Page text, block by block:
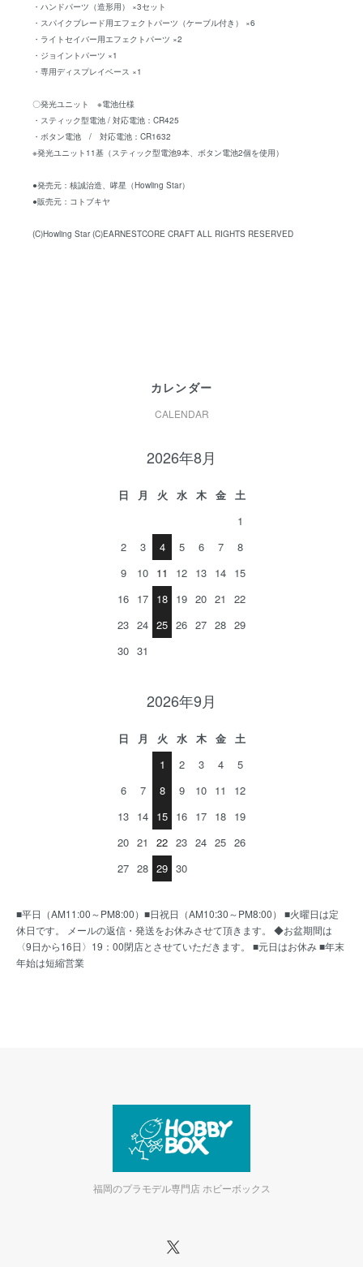
・ハンドパーツ（造形用） ×3セット
・スパイクブレード用エフェクトパーツ（ケーブル付き） ×6
・ライトセイバー用エフェクトパーツ ×2
・ジョイントパーツ ×1
・専用ディスプレイベース ×1
〇発光ユニット ※電池仕様
・スティック型電池 / 対応電池：CR425
・ボタン電池 / 対応電池：CR1632
※発光ユニット11基（スティック型電池9本、ボタン電池2個を使用）
●発売元：核誠治造、哮星（Howling Star）
●販売元：コトブキヤ
(C)Howling Star (C)EARNESTCORE CRAFT ALL RIGHTS RESERVED
カレンダー
CALENDAR
2026年8月
日 月 火 水 木 金
土
1
2
3 4 5 6 7
8
9
10 11 12 13 14 15
16 17 18 19 20 21
22
23 24 25 26 27 28 29
30 31
2026年9月
日 月 火 水 木 金
土
1
2 3 4
5
6
7 8 9 10 11
12
13 14 15 16 17 18 19
20 21 22 23 24 25 26
27 28 29 30
■平日（AM11:00～PM8:00）■日祝日（AM10:30～PM8:00） ■火曜日は定
休日です。 メールの返信・発送をお休みさせて頂きます。 ◆お盆期間は
〈9日から16日〉19：00閉店とさせていただきます。 ■元日はお休み ■年末
年始は短縮営業
福岡のプラモデル専門店 ホビーボックス